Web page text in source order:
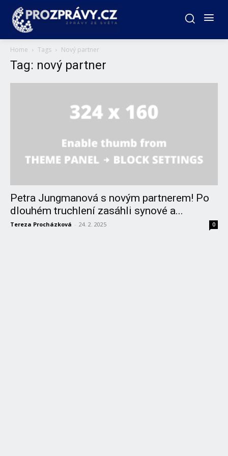
Home Tags Nový partner
Tag: nový partner
Petra Jungmanová s novým partnerem! Po
dlouhém truchlení zasáhli synové a...
Tereza Procházková - 24. 2. 2025 0